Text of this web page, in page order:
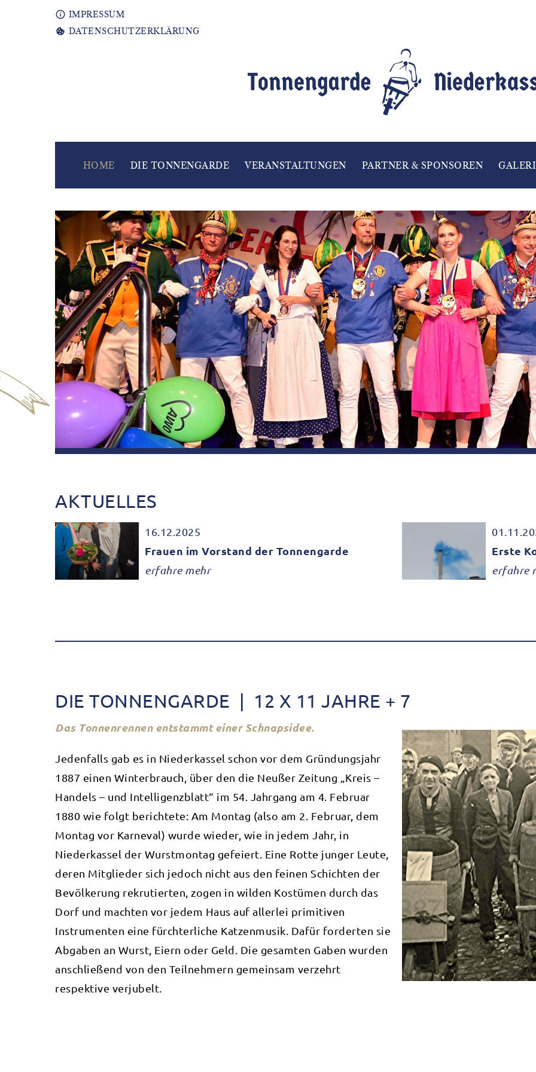
IMPRESSUM
DATENSCHUTZERKLÄRUNG
HOME DIE TONNENGARDE VERANSTALTUNGEN PARTNER & SPONSOREN
AKTUELLES
16.12.2025
Frauen im Vorstand der Tonnengarde
erfahre mehr
Erste
erfahre
DIE TONNENGARDE | 12 X 11 JAHRE + 7
Das Tonnenrennen entstammt einer Schnapsidee.
Jedenfalls gab es in Niederkassel schon vor dem Gründungsjahr
1887 einen Winterbrauch, über den die Neußer Zeitung „Kreis –
Handels – und Intelligenzblatt“ im 54. Jahrgang am 4. Februar
1880 wie folgt berichtete: Am Montag (also am 2. Februar, dem
Montag vor Karneval) wurde wieder, wie in jedem Jahr, in
Niederkassel der Wurstmontag gefeiert. Eine Rotte junger Leute,
deren Mitglieder sich jedoch nicht aus den feinen Schichten der
Bevölkerung rekrutierten, zogen in wilden Kostümen durch das
Dorf und machten vor jedem Haus auf allerlei primitiven
Instrumenten eine fürchterliche Katzenmusik. Dafür forderten sie
Abgaben an Wurst, Eiern oder Geld. Die gesamten Gaben wurden
anschließend von den Teilnehmern gemeinsam verzehrt
respektive verjubelt.